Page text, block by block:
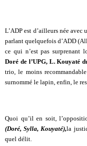
L’ADP est d’ailleurs née
parlant quelquefois d’ADD
ce qui n’est pas surprenant
Doré de l’UPG, L. Kouyaté
trio, le moins
surnommé le lapin, enfin, le
Quoi qu’il en soit,
(Doré, Sylla, Kouyaté),la
quel délit.